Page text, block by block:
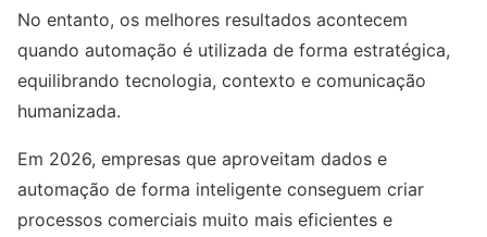
No entanto, os melhores resultados acontecem
quando automação é utilizada de forma estratégica,
equilibrando tecnologia, contexto e comunicação
humanizada.
Em 2026, empresas que aproveitam dados e
automação de forma inteligente conseguem criar
processos comerciais muito mais eficientes e